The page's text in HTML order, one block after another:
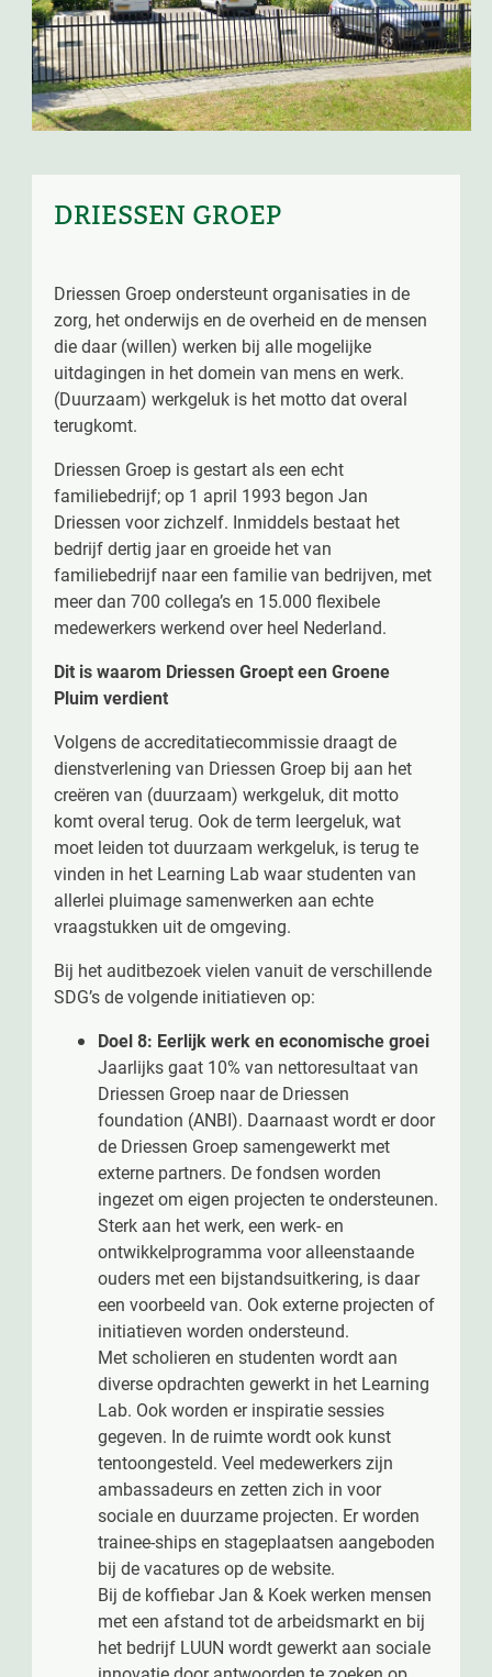
DRIESSEN GROEP
Driessen Groep ondersteunt organisaties in de
zorg, het onderwijs en de overheid en de mensen
die daar (willen) werken bij alle mogelijke
uitdagingen in het domein van mens en werk.
(Duurzaam) werkgeluk is het motto dat overal
terugkomt.
Driessen Groep is gestart als een echt
familiebedrijf; op 1 april 1993 begon Jan
Driessen voor zichzelf. Inmiddels bestaat het
bedrijf dertig jaar en groeide het van
familiebedrijf naar een familie van bedrijven, met
meer dan 700 collega’s en 15.000 flexibele
medewerkers werkend over heel Nederland.
Dit is waarom Driessen Groept een Groene
Pluim verdient
Volgens de accreditatiecommissie draagt de
dienstverlening van Driessen Groep bij aan het
creëren van (duurzaam) werkgeluk, dit motto
komt overal terug. Ook de term leergeluk, wat
moet leiden tot duurzaam werkgeluk, is terug te
vinden in het Learning Lab waar studenten van
allerlei pluimage samenwerken aan echte
vraagstukken uit de omgeving.
Bij het auditbezoek vielen vanuit de verschillende
SDG’s de volgende initiatieven op:
Doel 8: Eerlijk werk en economische groei
Jaarlijks gaat 10% van nettoresultaat van
Driessen Groep naar de Driessen
foundation (ANBI). Daarnaast wordt er door
de Driessen Groep samengewerkt met
externe partners. De fondsen worden
ingezet om eigen projecten te ondersteunen.
Sterk aan het werk, een werk- en
ontwikkelprogramma voor alleenstaande
ouders met een bijstandsuitkering, is daar
een voorbeeld van. Ook externe projecten of
initiatieven worden ondersteund.
Met scholieren en studenten wordt aan
diverse opdrachten gewerkt in het Learning
Lab. Ook worden er inspiratie sessies
gegeven. In de ruimte wordt ook kunst
tentoongesteld. Veel medewerkers zijn
ambassadeurs en zetten zich in voor
sociale en duurzame projecten. Er worden
trainee-ships en stageplaatsen aangeboden
bij de vacatures op de website.
Bij de koffiebar Jan & Koek werken mensen
met een afstand tot de arbeidsmarkt en bij
het bedrijf LUUN wordt gewerkt aan sociale